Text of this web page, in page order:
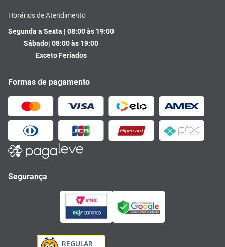
Horários de Atendimento
Segunda a Sexta | 08:00 às 19:00
Sábado| 08:00 às 19:00
Exceto Feriados
Formas de pagamento
Segurança